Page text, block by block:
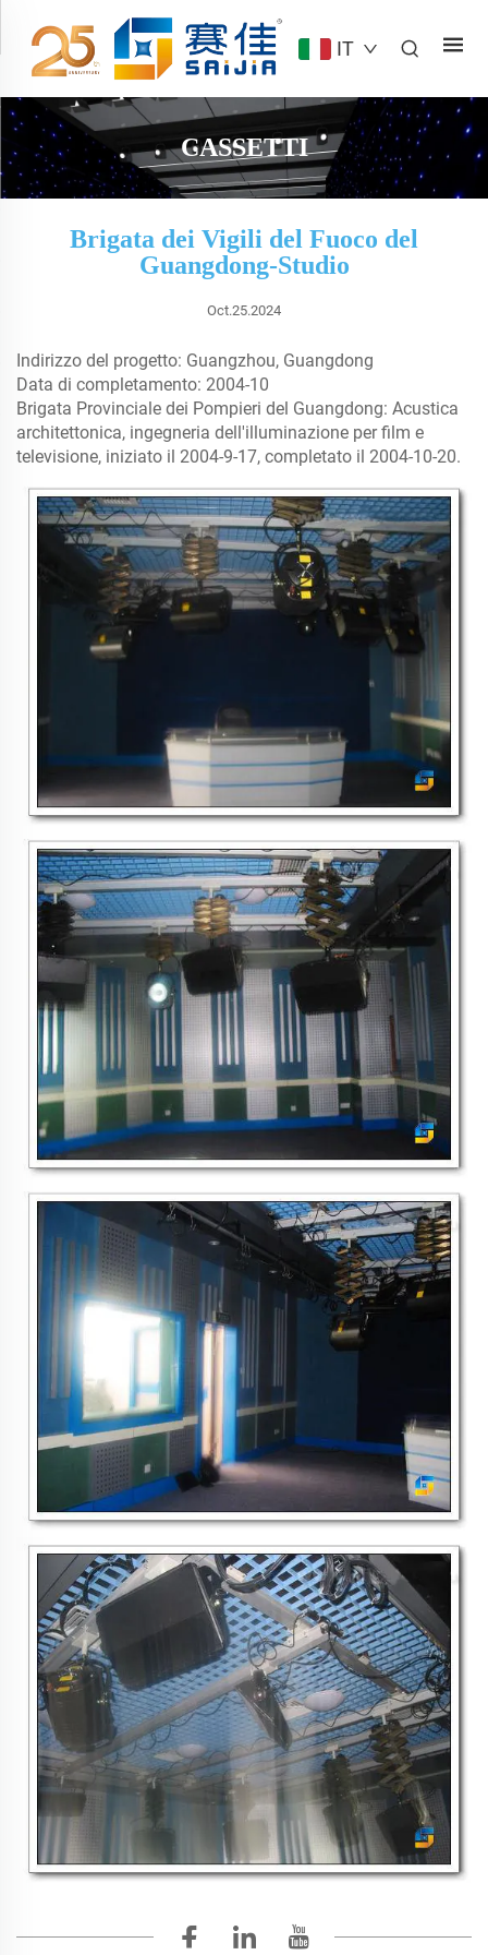
IT
CASSETTI
Brigata dei Vigili del Fuoco del
Guangdong-Studio
Oct.25.2024
Indirizzo del progetto: Guangzhou, Guangdong
Data di completamento: 2004-10
Brigata Provinciale dei Pompieri del Guangdong: Acustica
architettonica, ingegneria dell'illuminazione per film e
televisione, iniziato il 2004-9-17, completato il 2004-10-20.